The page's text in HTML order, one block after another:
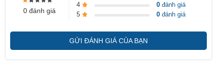
- VH-5699HY3 sử dụng dàn lạnh bằng đồng có khả năng làm lạnh
giúp hơi lạnh tỏa đều và sâu hơn giúp bảo quản thực phẩm tốt
hơn.
0 đánh giá
4
0 đánh giá
5
0 đánh giá
GỬI ĐÁNH GIÁ CỦA BẠN